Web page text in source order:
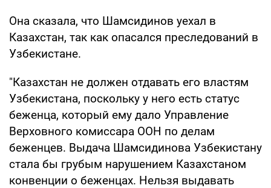
Она сказала, что Шамсидинов уехал в
Казахстан, так как опасался преследований в
Узбекистане.
"Казахстан не должен отдавать его властям
Узбекистана, поскольку у него есть статус
беженца, который ему дало Управление
Верховного комиссара ООН по делам
беженцев. Выдача Шамсидинова Узбекистану
стала бы грубым нарушением Казахстаном
конвенции о беженцах. Нельзя выдавать